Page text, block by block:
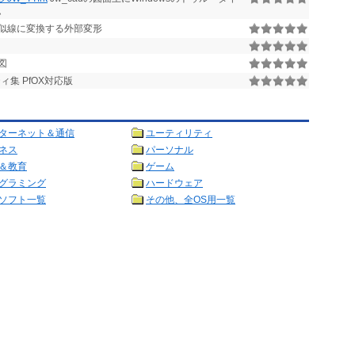
線に変換する外部変形
集 PfOX対応版
ーネット＆通信
ユーティリティ
ス
パーソナル
教育
ゲーム
ラミング
ハードウェア
フト一覧 その他、全OS用一覧